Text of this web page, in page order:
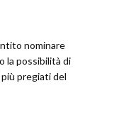
nominare
la possibilità di
pregiati del